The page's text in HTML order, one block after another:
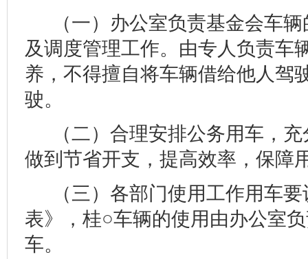
（一）办公室负责基金会车
及调度管理工作。由专人负责车
养，不得擅自将车辆借给他人驾
驶。
（二）合理安排公务用车，
做到节省开支，提高效率，保障
（三）各部门使用工作用车
表》，桂○车辆的使用由办公室
车。